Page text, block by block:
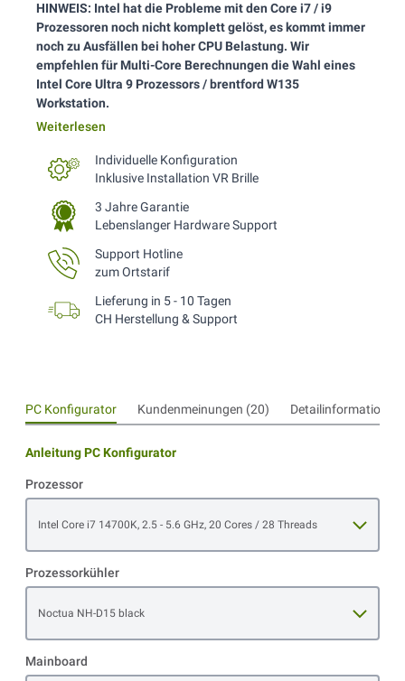
HINWEIS: Intel hat die Probleme mit den Core i7 / i9
Prozessoren noch nicht komplett gelöst, es kommt immer
noch zu Ausfällen bei hoher CPU Belastung. Wir
empfehlen für Multi-Core Berechnungen die Wahl eines
Intel Core Ultra 9 Prozessors / brentford W135
Workstation.
Weiterlesen
Individuelle Konfiguration
Inklusive Installation VR Brille
3 Jahre Garantie
Lebenslanger Hardware Support
Support Hotline
zum Ortstarif
Lieferung in 5 - 10 Tagen
CH Herstellung & Support
PC Konfigurator Kundenmeinungen (20) Detailinformationen
Anleitung PC Konfigurator
Prozessor
Intel Core i7 14700K, 2.5 - 5.6 GHz, 20 Cores / 28 Threads
Prozessorkühler
Noctua NH-D15 black
Mainboard